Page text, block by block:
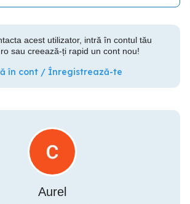
acest utilizator, intră în contul tău
sau creează-ți rapid un cont nou!
în cont / Înregistrează-te
Aurel